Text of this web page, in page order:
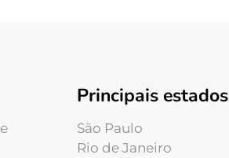
Principais estados
São Paulo
Rio de Janeiro